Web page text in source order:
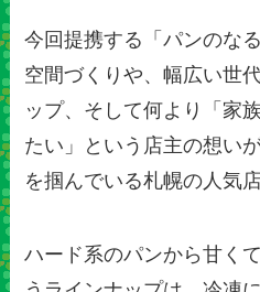
今回提携する「パンのな
空間づくりや、幅広い世
ップ、そして何より「家
たい」という店主の想い
を掴んでいる札幌の人気店
ハード系のパンから甘く